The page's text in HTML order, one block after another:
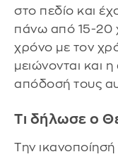
στο πεδίο και
πάνω από 15-20
χρόνο με τον
μειώνονται και
απόδοσή τους
Τι δήλωσε ο
Την